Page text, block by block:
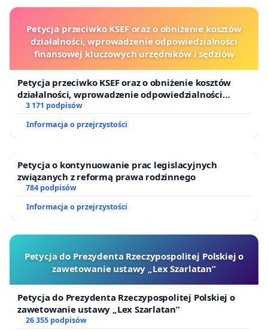
Petycja przeciwko KSEF oraz o obniżenie kosztów
działalności, wprowadzenie odpowiedzialności
finansowej kluczowych urzędników i sędziów
Petycja przeciwko KSEF oraz o obniżenie kosztów
działalności, wprowadzenie odpowiedzialności
finansowej kluczowych urzędników i sędziów
3 171 podpisów
Informacja o przejrzystości
Petycja o kontynuowanie prac legislacyjnych
związanych z reformą prawa rodzinnego
784 podpisów
Informacja o przejrzystości
Petycja do Prezydenta Rzeczypospolitej Polskiej o
zawetowanie ustawy „Lex Szarlatan”
Petycja do Prezydenta Rzeczypospolitej Polskiej o
zawetowanie ustawy „Lex Szarlatan”
26 355 podpisów